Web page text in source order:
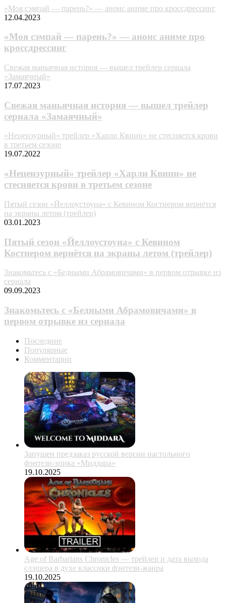
«Моя сэмпай — парень?» — анонс аниме про кроссдрессинг
12.04.2023
«Моя сэмпай — парень?» — анонс аниме про
кроссдрессинг
Свежая маньячная история — вышел трейлер сериала
«Замаячный»
17.07.2023
Свежая маньячная история — вышел трейлер
сериала «Замаячный»
«Нецензурный» трейлер «Харли Квинн» не стесняется крови
в третьем сезоне
19.07.2022
«Нецензурный» трейлер «Харли Квинн» не
стесняется крови в третьем сезоне
Пятый сезон «Йеллоустоуна» с Кевином Костнером вернётся
на экраны летом (трейлер)
03.01.2023
Пятый сезон «Йеллоустоуна» с Кевином
Костнером вернётся на экраны летом (трейлер)
Знакомьтесь с «Бедными Абрамовичами» в первом отрывке из
сериала
09.09.2023
Знакомьтесь с «Бедными Абрамовичами» в
первом отрывке из сериала
Последние
Популярные
Комментарии
Запущен предзаказ русской версии настольного
фэнтези-эпика «Миддара»
19.10.2025
Age of Barbarians Chronicles — трейлер и дата выхода
слэшера в духе классики фэнтези-жанра
19.10.2025